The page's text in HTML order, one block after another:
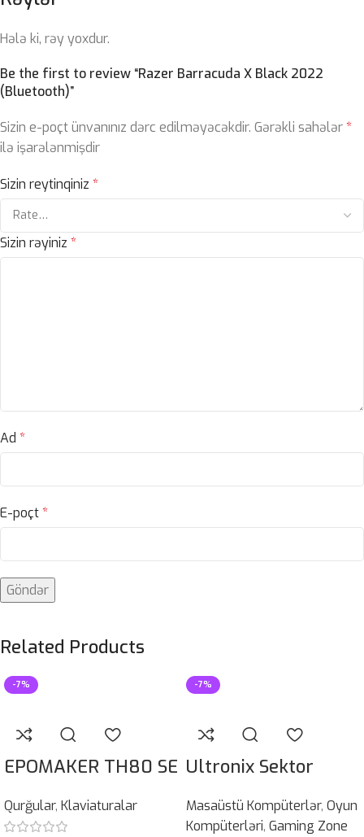
Hələ ki, rəy yoxdur.
Be the first to review “Razer Barracuda X Black 2022
(Bluetooth)”
Sizin e-poçt ünvanınız dərc edilməyəcəkdir. Gərəkli sahələr*
ilə işarələnmişdir
Sizin reytinqiniz *
Sizin rəyiniz *
Ad *
E-poçt*
Related Products
-7%
EPOMAKER TH80 SE
Qurğular, Klaviaturalar
-7%
Ultronix Sektor
Masaüstü Kompüterlər, Oyun
Kompüterləri, Gaming Zone